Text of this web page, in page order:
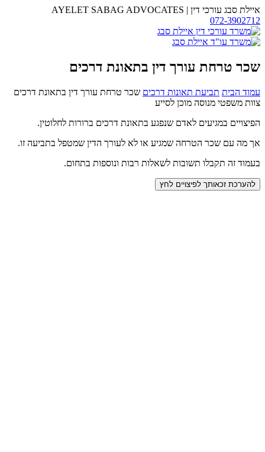
דלג
לתוכן
איילת סבג עורכי דין |
AYELET SABAG ADVOCATES
072-3902712
משרד
עו"ד
סבג
שכר טרחת עורך דין בתאונת דרכים
עמוד הבית תביעת תאונות דרכים שכר טרחת עורך דין בתאונת דרכים
צוות משפטי מנוסה מוכן לסייע
הפיצויים במגיעים לאדם שנפגע בתאונת דרכים ברורות לחלוטין.
אך מה עם שכר הטרחה שמגיע או לא לעורך הדין שמטפל בתביעה זו.
בעמוד זה תקבלו תשובות לשאלות רבות ונוספות בתחום.
להערכת זכאותך לפיצויים לחץ